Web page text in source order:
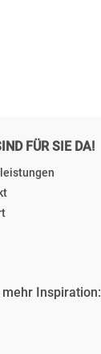
FÜR SIE DA!
mehr Inspiration: